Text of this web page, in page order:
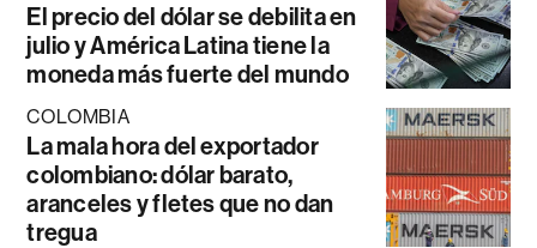
El precio del dólar se debilita en
julio y América Latina tiene la
moneda más fuerte del mundo
COLOMBIA
La mala hora del exportador
colombiano: dólar barato,
aranceles y fletes que no dan
tregua